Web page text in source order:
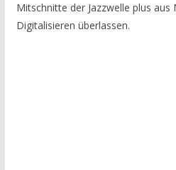
Mitschnitte der Jazzwelle plus
Digitalisieren überlassen.